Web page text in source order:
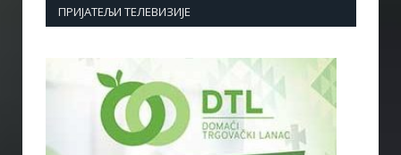
ПРИЈАТЕЉИ ТЕЛЕВИЗИЈЕ